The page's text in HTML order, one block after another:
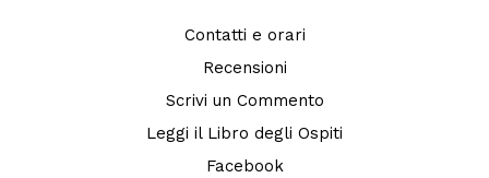
Contatti e orari
Recensioni
Scrivi un Commento
Leggi il Libro degli Ospiti
Facebook